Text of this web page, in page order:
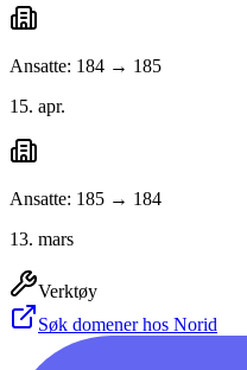
Ansatte: 184 → 185
15. apr.
Ansatte: 185 → 184
13. mars
Verktøy
Søk domener hos Norid